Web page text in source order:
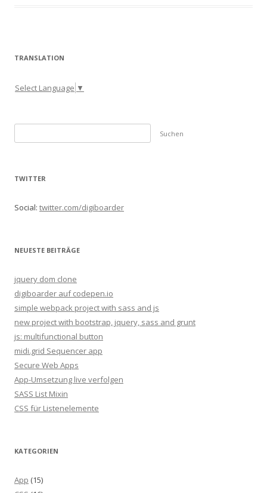
TRANSLATION
Select Language ▼
u
TWITTER
Social: twitter.com/digiboarder
NEUESTE BEITRÄGE
jquery dom clone
digiboarder auf codepen.io
simple webpack project with sass and js
new project with bootstrap, jquery, sass and grunt
js: multifunctional button
midi.grid Sequencer app
Secure Web Apps
App-Umsetzung live verfolgen
SASS List Mixin
CSS für Listenelemente
KATEGORIEN
App (15)